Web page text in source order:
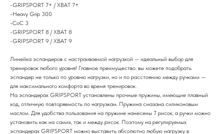
-GRIPSPORT 7+ / ХВАТ 7+
-Heavy Grip 300
-CoC 3
-GRIPSPORT 8 / ХВАТ 8
-GRIPSPORT 9 / ХВАТ 9
Линейка эспандеров с настраиваемой нагрузкой — идеальный выбор для
тренировок любого уровня! Главное преимущество: вы можете подобрать
эспандер не только по уровню нагрузки, но и по расстоянию между ручками —
для максимального комфорта во время тренировок.
На эспандерах GRIPSPORT установлены прочные пружины, имеющие плавный
ход, отличную повторяемость по нагрузкам. Пружина смазана силиконовым
маслом. Для удобства пользования на пружине нанесены 7 рисок, а ручки можно
установить как на самих, так и между рисок. Поэтому на регулируемых
эспандерах GRIPSPORT можно выставить абсолютно любую нагрузку в